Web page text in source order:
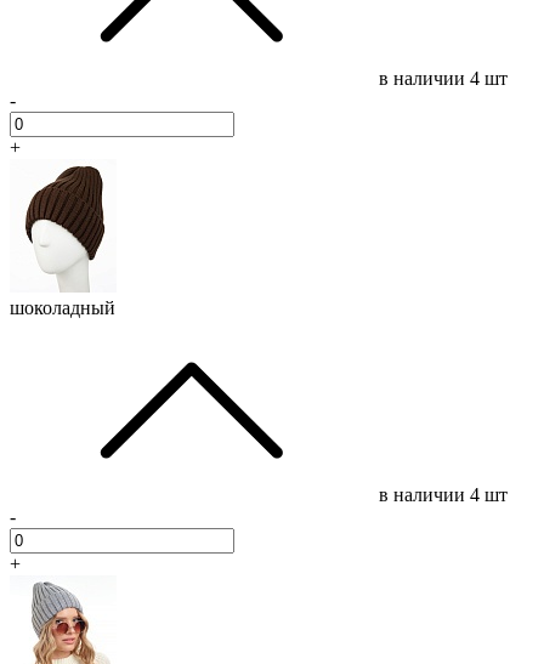
в наличии 4 шт
-
+
шоколадный
в наличии 4 шт
-
+